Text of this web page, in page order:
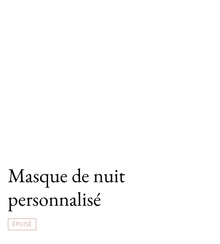
Masque de nuit
personnalisé
ÉPUISÉ